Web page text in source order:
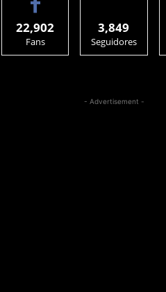
22,902
Fans
3,849
Seguidores
- Advertisement -